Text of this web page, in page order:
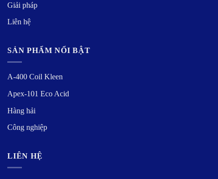
Giải pháp
Liên hệ
SẢN PHẨM NỔI BẬT
A-400 Coil Kleen
Apex-101 Eco Acid
Hàng hải
Công nghiệp
LIÊN HỆ